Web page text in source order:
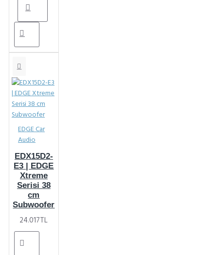
EDGE Car
Audio
EDX15D2-
E3 | EDGE
Xtreme
Serisi 38
cm
Subwoofer
24.017TL